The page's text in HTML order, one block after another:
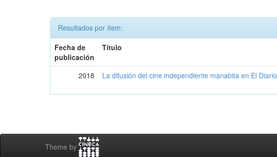
Resultados por ítem:
Fecha de
publicación
Título
2018 La difusión del cine independiente manabita en El Diario
Theme by